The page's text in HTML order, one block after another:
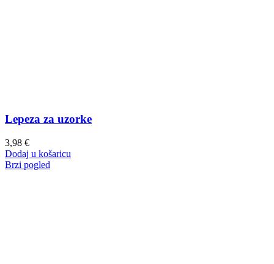
Lepeza za uzorke
3,98 €
Dodaj u košaricu
Brzi pogled